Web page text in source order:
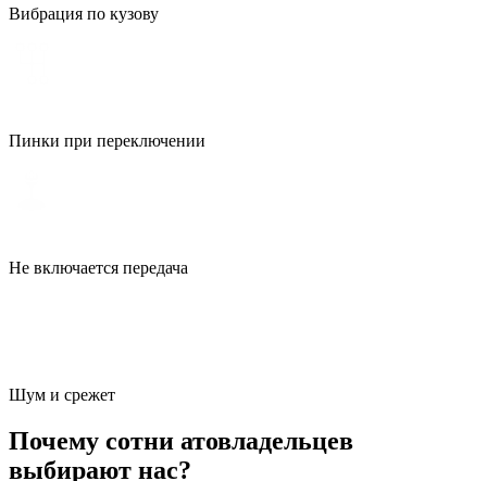
Вибрация по кузову
Пинки при переключении
Не включается передача
Шум и срежет
Почему сотни атовладельцев
выбирают нас?